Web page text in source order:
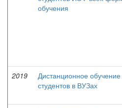
обучения
2019
Дистанционное обучение
студентов в ВУЗах